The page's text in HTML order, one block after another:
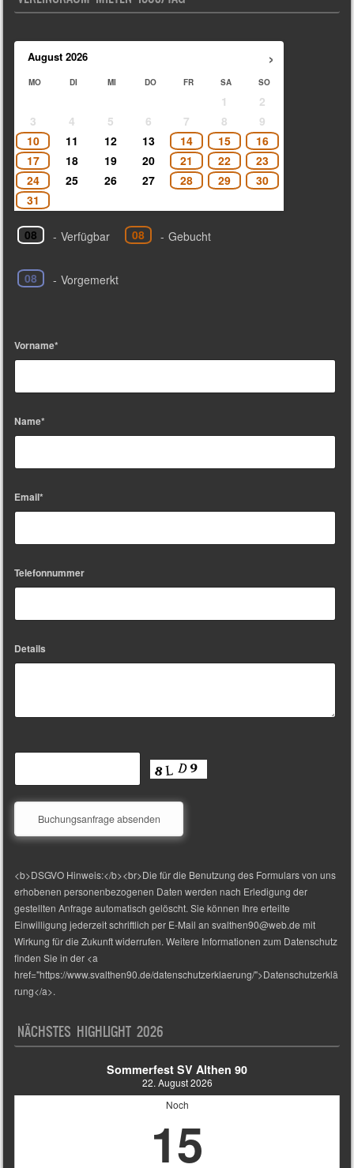
›
August 2026
MO DI MI DO FR SA SO
1
2
3
4 5 6 7 8
9
10
11 12 13 14 15
16
17
18 19 20 21 22
23
24
25 26 27 28 29
30
31
08 - Verfügbar 08 - Gebucht
08 - Vorgemerkt
Vorname*
Name*
Email*
Telefonnummer
Details
<b>DSGVO Hinweis:</b><br>Die für die Benutzung des Formulars von uns
erhobenen personenbezogenen Daten werden nach Erledigung der
gestellten Anfrage automatisch gelöscht. Sie können Ihre erteilte
Einwilligung jederzeit schriftlich per E-Mail an svalthen90@web.de mit
Wirkung für die Zukunft widerrufen. Weitere Informationen zum Datenschutz
finden Sie in der <a
href="https://www.svalthen90.de/datenschutzerklaerung/">Datenschutzerklä
rung</a>.
NÄCHSTES HIGHLIGHT 2026
Sommerfest SV Althen 90
22. August 2026
Noch
15